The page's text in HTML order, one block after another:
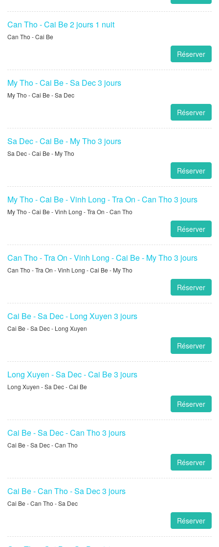
Can Tho - Cai Be 2 jours 1 nuit
Can Tho - Cai Be
Réserver
My Tho - Cai Be - Sa Dec 3 jours
My Tho - Cai Be - Sa Dec
Réserver
Sa Dec - Cai Be - My Tho 3 jours
Sa Dec - Cai Be - My Tho
Réserver
My Tho - Cai Be - Vinh Long - Tra On - Can Tho 3 jours
My Tho - Cai Be - Vinh Long - Tra On - Can Tho
Réserver
Can Tho - Tra On - Vinh Long - Cai Be - My Tho 3 jours
Can Tho - Tra On - Vinh Long - Cai Be - My Tho
Réserver
Cai Be - Sa Dec - Long Xuyen 3 jours
Cai Be - Sa Dec - Long Xuyen
Réserver
Long Xuyen - Sa Dec - Cai Be 3 jours
Long Xuyen - Sa Dec - Cai Be
Réserver
Cai Be - Sa Dec - Can Tho 3 jours
Cai Be - Sa Dec - Can Tho
Réserver
Cai Be - Can Tho - Sa Dec 3 jours
Cai Be - Can Tho - Sa Dec
Réserver